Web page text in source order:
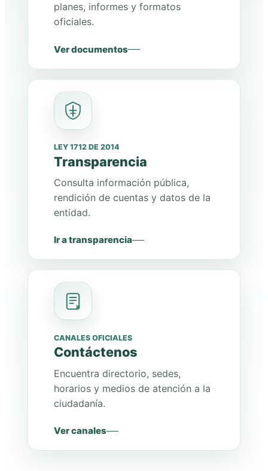
planes, informes y formatos
oficiales.
Ver documentos
LEY 1712 DE 2014
Transparencia
Consulta información pública,
rendición de cuentas y datos de la
entidad.
Ir a transparencia
CANALES OFICIALES
Contáctenos
Encuentra directorio, sedes,
horarios y medios de atención a la
ciudadanía.
Ver canales